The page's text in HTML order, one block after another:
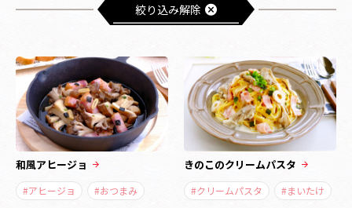
絞り込み解除
和風アヒージョ
#アヒージョ #おつまみ
きのこのクリームパスタ
#クリームパスタ #まいたけ